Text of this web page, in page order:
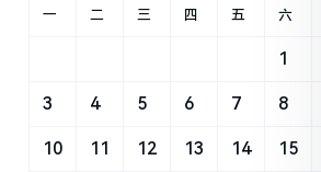
一 二 三 四 五 六
1
3 4 5 6 7 8
10 11 12 13 14 15